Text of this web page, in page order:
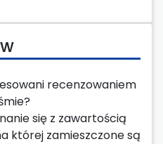
recenzowaniem
się z zawartością
której zamieszczone są